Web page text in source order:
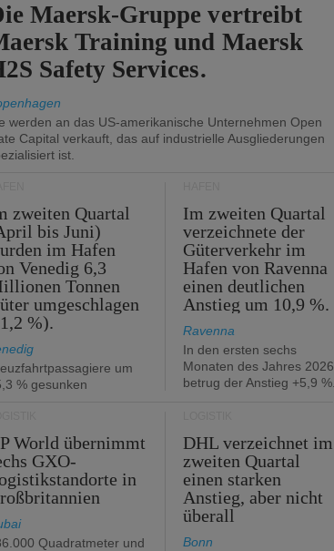
Maersk-Gruppe vertreibt
Training und Maersk
Safety Services.
werden an das US-amerikanische Unternehmen Open
Capital verkauft, das auf industrielle Ausgliederungen
ist.
zweiten Quartal
bis Juni)
im Hafen
Venedig 6,3
Tonnen
umgeschlagen
%).
um
% gesunken
Im zweiten Quartal
verzeichnete der
Güterverkehr im
Hafen von Ravenna
einen deutlichen
Anstieg um 10,9 %.
Ravenna
In den ersten sechs
Monaten des Jahres 2026
betrug der Anstieg +5,9 %.
World übernimmt
GXO-
in
Quadratmeter und
DHL verzeichnet im
zweiten Quartal
einen starken
Anstieg, aber nicht
überall
Bonn